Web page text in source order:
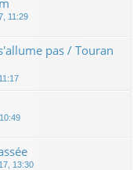
11:29
pas / Touran
13:30